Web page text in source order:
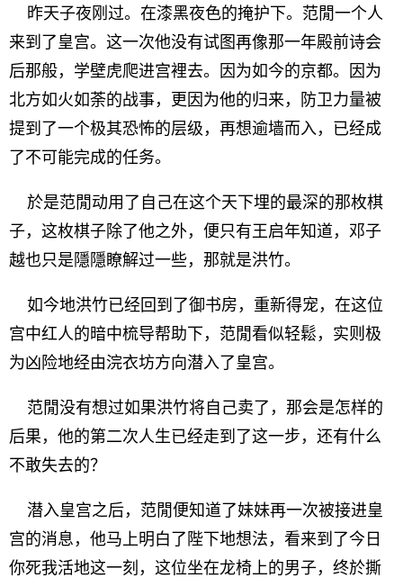
昨天子夜刚过。在漆黑夜色的掩护下。范閒一个人
来到了皇宫。这一次他没有试图再像那一年殿前诗会
后那般，学壁虎爬进宫裡去。因为如今的京都。因为
北方如火如荼的战事，更因为他的归来，防卫力量被
提到了一个极其恐怖的层级，再想逾墙而入，已经成
了不可能完成的任务。
於是范閒动用了自己在这个天下埋的最深的那枚棋
子，这枚棋子除了他之外，便只有王启年知道，邓子
越也只是隱隱瞭解过一些，那就是洪竹。
如今地洪竹已经回到了御书房，重新得宠，在这位
宫中红人的暗中梳导帮助下，范閒看似轻鬆，实则极
为凶险地经由浣衣坊方向潜入了皇宫。
范閒没有想过如果洪竹将自己卖了，那会是怎样的
后果，他的第二次人生已经走到了这一步，还有什么
不敢失去的？
潜入皇宫之后，范閒便知道了妹妹再一次被接进皇
宫的消息，他马上明白了陛下地想法，看来到了今日
你死我活地这一刻，这位坐在龙椅上的男子，终於撕